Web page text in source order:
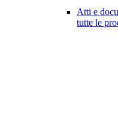
Atti e
tutte le